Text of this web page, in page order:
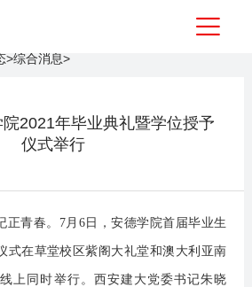
>综合消息>
2021年毕业典礼暨学位授予
仪式举行
正青春。7月6日，安德学院首届毕业生
式在草堂校区紫阁大礼堂和澳大利亚南
上同时举行。西安建大党委书记朱晓